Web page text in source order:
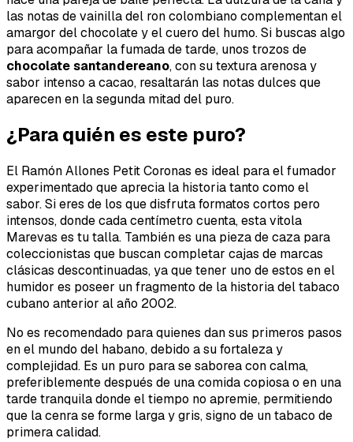
las notas de vainilla del ron colombiano complementan el
amargor del chocolate y el cuero del humo. Si buscas algo
para acompañar la fumada de tarde, unos trozos de
chocolate santandereano, con su textura arenosa y
sabor intenso a cacao, resaltarán las notas dulces que
aparecen en la segunda mitad del puro.
¿Para quién es este puro?
El Ramón Allones Petit Coronas es ideal para el fumador
experimentado que aprecia la historia tanto como el
sabor. Si eres de los que disfruta formatos cortos pero
intensos, donde cada centímetro cuenta, esta vitola
Marevas es tu talla. También es una pieza de caza para
coleccionistas que buscan completar cajas de marcas
clásicas descontinuadas, ya que tener uno de estos en el
humidor es poseer un fragmento de la historia del tabaco
cubano anterior al año 2002.
No es recomendado para quienes dan sus primeros pasos
en el mundo del habano, debido a su fortaleza y
complejidad. Es un puro para se saborea con calma,
preferiblemente después de una comida copiosa o en una
tarde tranquila donde el tiempo no apremie, permitiendo
que la cenra se forme larga y gris, signo de un tabaco de
primera calidad.